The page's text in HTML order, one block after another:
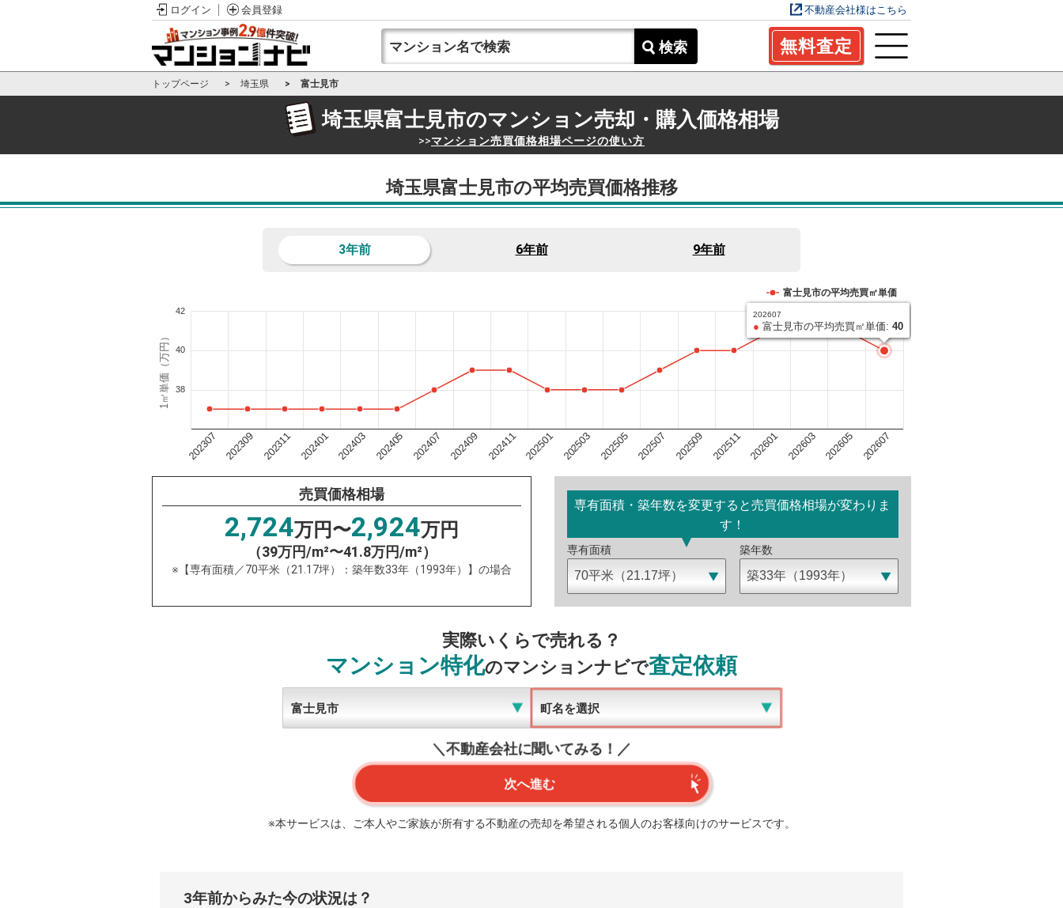
ログイン 会員登録 不動産会社様はこちら
検索 無料査定
トップページ 埼玉県 富士見市
埼玉県富士見市のマンション売却・購入価格相場
>>マンション売買価格相場ページの使い方
埼玉県富士見市の平均売買価格推移
3年前 6年前 9年前
1㎡単価（万円）
富士見市の平均売買㎡単価
202307 202309 202311 202401 202403 202405 202407 202409 202411 202501 202503 202505 202507 202509 202511 202601 202603 202605 202607
38
40
42 202607
● 富士見市の平均売買㎡単価: 40
売買価格相場
2,724万円〜2,924万円
（39万円/m²〜41.8万円/m²）
※【専有面積／70平米（21.17坪）：築年数33年（1993年）】の場合
専有面積・築年数を変更すると売買価格相場が変わりま
す！
専有面積 築年数
実際いくらで売れる？
マンション特化のマンションナビで査定依頼
＼不動産会社に聞いてみる！／
次へ進む
※本サービスは、ご本人やご家族が所有する不動産の売却を希望される個人のお客様向けのサービスです。
3年前からみた今の状況は？